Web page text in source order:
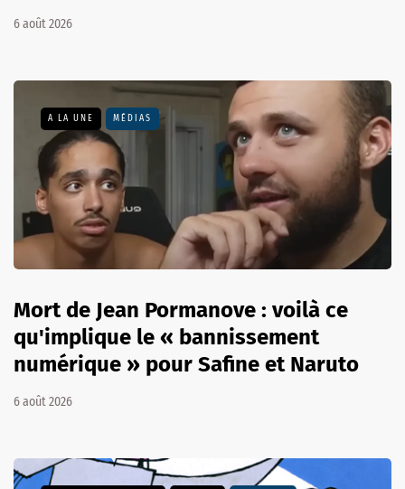
6 août 2026
A LA UNE MÉDIAS
Mort de Jean Pormanove : voilà ce
qu'implique le « bannissement
numérique » pour Safine et Naruto
6 août 2026